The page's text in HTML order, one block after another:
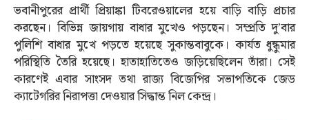
ভবানীপুরের প্রার্থী প্রিয়াঙ্কা টিবরেওয়ালের হয়ে বাড়ি বাড়ি প্রচার
করছেন। বিভিন্ন জায়গায় বাধার মুখেও পড়ছেন। সম্প্রতি দু’বার
পুলিশি বাধার মুখে পড়তে হয়েছে সুকান্তবাবুকে। কার্যত ধুন্ধুমার
পরিস্থিতি তৈরি হয়েছে। হাতাহাতিতেও জড়িয়েছিলেন তাঁরা। সেই
কারণেই এবার সাংসদ তথা রাজ্য বিজেপির সভাপতিকে জেড
ক্যাটেগরির নিরাপত্তা দেওয়ার সিদ্ধান্ত নিল কেন্দ্র।